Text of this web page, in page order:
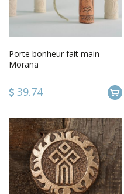
Porte bonheur fait main
Morana
39.74